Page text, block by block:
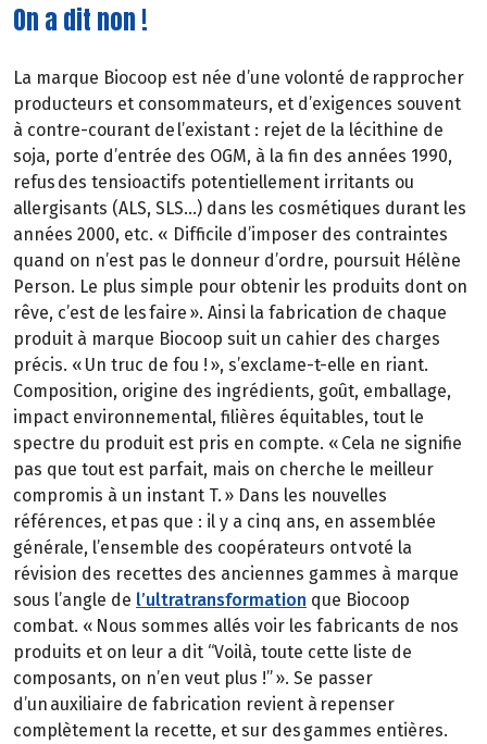
On a dit non !
La marque Biocoop est née d’une volonté de rapprocher
producteurs et consommateurs, et d’exigences souvent
à contre-courant de l’existant : rejet de la lécithine de
soja, porte d’entrée des OGM, à la fin des années 1990,
refus des tensioactifs potentiellement irritants ou
allergisants (ALS, SLS…) dans les cosmétiques durant les
années 2000, etc. « Difficile d’imposer des contraintes
quand on n’est pas le donneur d’ordre, poursuit Hélène
Person. Le plus simple pour obtenir les produits dont on
rêve, c’est de les faire ». Ainsi la fabrication de chaque
produit à marque Biocoop suit un cahier des charges
précis. « Un truc de fou ! », s’exclame-t-elle en riant.
Composition, origine des ingrédients, goût, emballage,
impact environnemental, filières équitables, tout le
spectre du produit est pris en compte. « Cela ne signifie
pas que tout est parfait, mais on cherche le meilleur
compromis à un instant T. » Dans les nouvelles
références, et pas que : il y a cinq ans, en assemblée
générale, l’ensemble des coopérateurs ont voté la
révision des recettes des anciennes gammes à marque
sous l’angle de l’ultratransformation que Biocoop
combat. « Nous sommes allés voir les fabricants de nos
produits et on leur a dit “Voilà, toute cette liste de
composants, on n’en veut plus !” ». Se passer
d’un auxiliaire de fabrication revient à repenser
complètement la recette, et sur des gammes entières.